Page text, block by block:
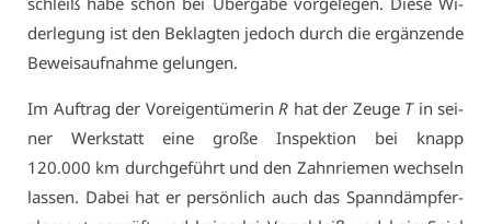
der­le­gung ist den Be­klag­ten je­doch durch die er­gän­zen­de
Be­weis­auf­nah­me ge­lun­gen.
Im Auf­trag der Vor­ei­gen­tü­me­rin R hat der Zeu­ge Tin sei­
ner Werk­statt ei­ne gro­ße In­spek­ti­on bei knapp
120.000 km durch­ge­führt und den Zahn­rie­men wech­seln
las­sen. Da­bei hat er per­sön­lich auch das Spann­dämp­fe­r­